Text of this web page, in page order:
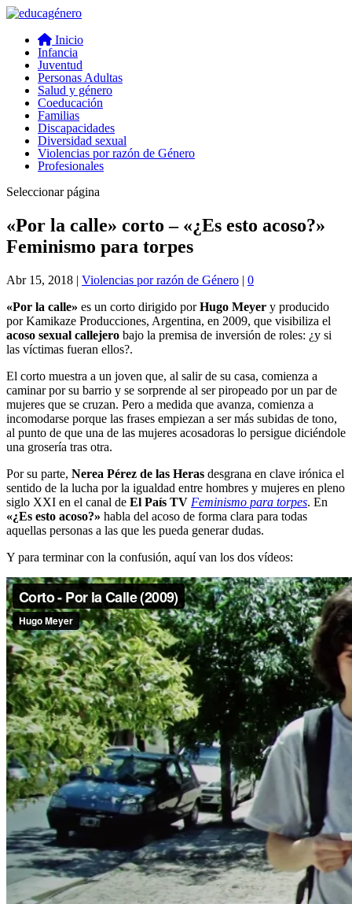
Inicio
Infancia
Juventud
Personas Adultas
Salud y género
Coeducación
Familias
Discapacidades
Diversidad sexual
Violencias por razón de Género
Profesionales
Seleccionar página
«Por la calle» corto – «¿Es esto acoso?»
Feminismo para torpes
Abr 15, 2018 | Violencias por razón de Género | 0
«Por la calle» es un corto dirigido porHugo Meyer y producido
por Kamikaze Producciones, Argentina, en 2009, que visibiliza el
acoso sexual callejero bajo la premisa de inversión de roles: ¿y si
las víctimas fueran ellos?.
El corto muestra a un joven que, al salir de su casa, comienza a
caminar por su barrio y se sorprende al ser piropeado por un par de
mujeres que se cruzan. Pero a medida que avanza, comienza a
incomodarse porque las frases empiezan a ser más subidas de tono,
al punto de que una de las mujeres acosadoras lo persigue diciéndole
una grosería tras otra.
Por su parte, Nerea Pérez de las Heras desgrana en clave irónica el
sentido de la lucha por la igualdad entre hombres y mujeres en pleno
siglo XXI en el canal de El País TV Feminismo para torpes. En
«¿Es esto acoso?» habla del acoso de forma clara para todas
aquellas personas a las que les pueda generar dudas.
Y para terminar con la confusión, aquí van los dos vídeos: